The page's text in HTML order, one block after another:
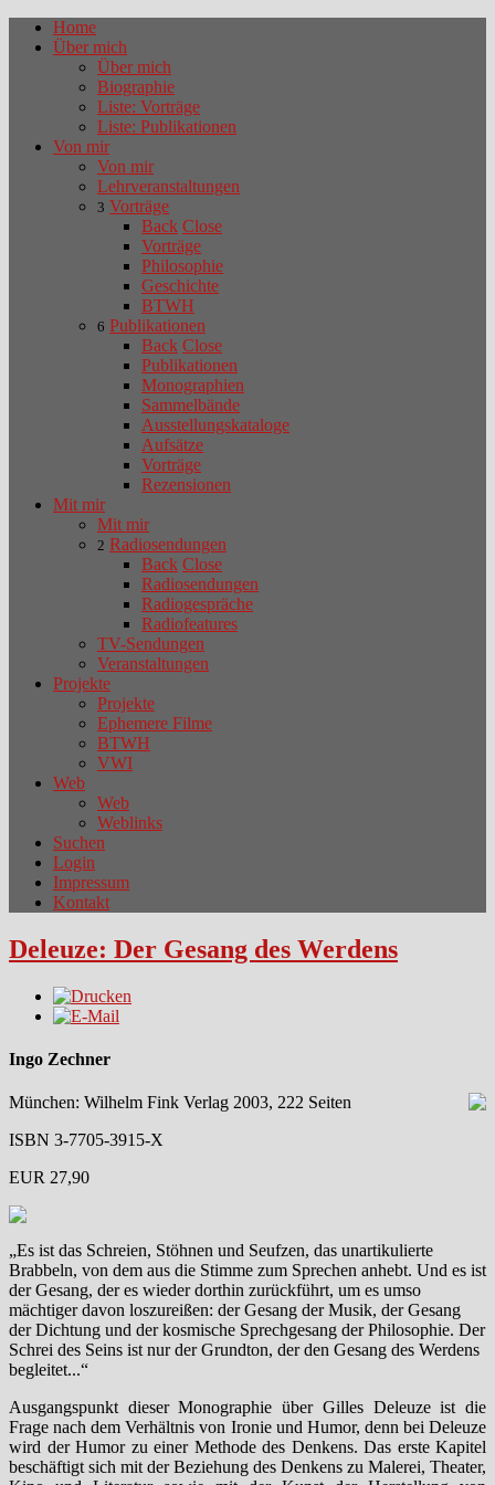
Home
Über mich
Über mich
Biographie
Liste: Vorträge
Liste: Publikationen
Von mir
Von mir
Lehrveranstaltungen
3 Vorträge
Back Close
Vorträge
Philosophie
Geschichte
BTWH
6 Publikationen
Back Close
Publikationen
Monographien
Sammelbände
Ausstellungskataloge
Aufsätze
Vorträge
Rezensionen
Mit mir
Mit mir
2 Radiosendungen
Back Close
Radiosendungen
Radiogespräche
Radiofeatures
TV-Sendungen
Veranstaltungen
Projekte
Projekte
Ephemere Filme
BTWH
VWI
Web
Web
Weblinks
Suchen
Login
Impressum
Kontakt
Deleuze: Der Gesang des Werdens
Ingo Zechner
München: Wilhelm Fink Verlag 2003, 222 Seiten
ISBN 3-7705-3915-X
EUR 27,90
„Es ist das Schreien, Stöhnen und Seufzen, das unartikulierte
Brabbeln, von dem aus die Stimme zum Sprechen anhebt. Und es ist
der Gesang, der es wieder dorthin zurückführt, um es umso
mächtiger davon loszureißen: der Gesang der Musik, der Gesang
der Dichtung und der kosmische Sprechgesang der Philosophie. Der
Schrei des Seins ist nur der Grundton, der den Gesang des Werdens
begleitet...“
Ausgangspunkt dieser Monographie über Gilles Deleuze ist die
Frage nach dem Verhältnis von Ironie und Humor, denn bei Deleuze
wird der Humor zu einer Methode des Denkens. Das erste Kapitel
beschäftigt sich mit der Beziehung des Denkens zu Malerei, Theater,